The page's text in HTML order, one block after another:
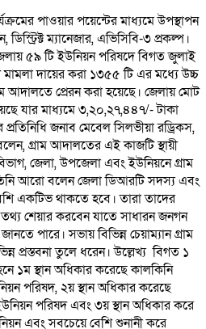
পাওয়ার পয়েন্টের মাধ্যমে উপস্থাপন
ম্যানেজার, এভিসিবি-৩ প্রকল্প।
৫৯ টি ইউনিয়ন পরিষদে বিগত জুলাই
দায়ের করা ১৩৫৫ টি এর মধ্যে উচ্চ
আদালতে প্রেরন করা হয়েছে। জেলায় মোট
যার মাধ্যমে ৩,২০,২৭,৪৪৭/- টাকা
জনাব মেবেল সিলভীয়া রড্রিকস,
গ্রাম আদালতের এই কাজটি স্থায়ী
জেলা, উপজেলা এবং ইউনিয়নে গ্রাম
আরো বলেন জেলা ডিআরটি সদস্য এবং
একটিভ থাকতে হবে। তারা তাদের
তথ্য শেয়ার করবেন যাতে সাধারন জনগন
পারে। সভায় বিভিন্ন চেয়াম্যান গ্রাম
প্রস্তবনা তুলে ধরেন। উল্লেখ্য বিগত ১
১ম স্থান অধিকার করেছে কালকিনি
পরিষদ, ২য় স্থান অধিকার করেছে
পরিষদ এবং ৩য় স্থান অধিকার করে
এবং সবচেয়ে বেশি শুনানী করে